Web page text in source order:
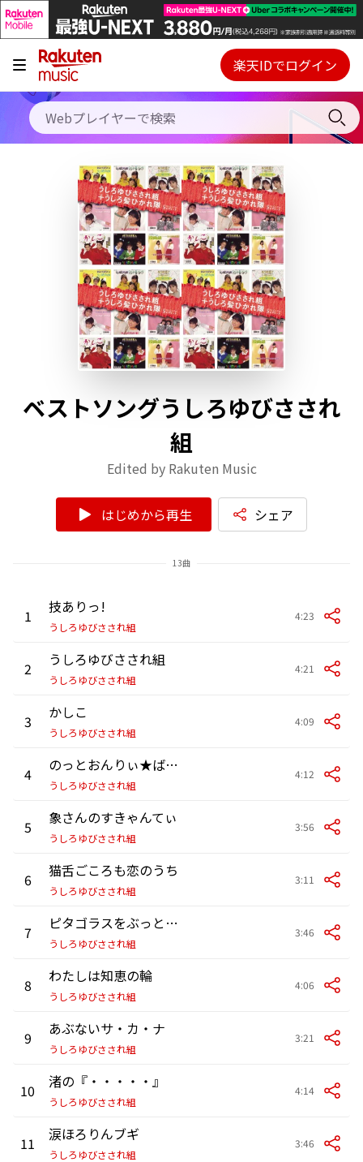
キャンペーン
料金プラン
使い方
初回30日間無料お試し
Webプレイヤー
ご契約内容の確認・変更
楽天IDでログイン
ベストソングうしろゆびさされ
組
Edited by Rakuten Music
はじめから再生 シェア
13曲
1 技ありっ!
うしろゆびさされ組
4:23
2 うしろゆびさされ組
うしろゆびさされ組
4:21
3 かしこ
うしろゆびさされ組
4:09
4 のっとおんりぃ★ばっとおるそう
うしろゆびさされ組
4:12
5 象さんのすきゃんてぃ
うしろゆびさされ組
3:56
6 猫舌ごころも恋のうち
うしろゆびさされ組
3:11
7 ピタゴラスをぶっとばせ
うしろゆびさされ組
3:46
8 わたしは知恵の輪
うしろゆびさされ組
4:06
9 あぶないサ・カ・ナ
うしろゆびさされ組
3:21
10 渚の『・・・・・』
うしろゆびさされ組
4:14
11 涙ほろりんブギ
うしろゆびさされ組
3:46